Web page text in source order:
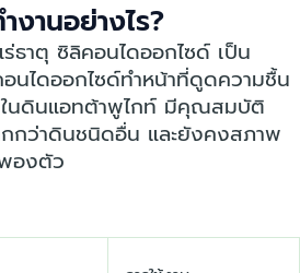
งานอย่างไร?
ธาตุ ซิลิคอนไดออกไซด์ เป็น
นไดออกไซด์ทำหน้าที่ดูดความชื้น
ในดินแอทต้าพูไกท์ มีคุณสมบัติ
กกว่าดินชนิดอื่น และยังคงสภาพ
พองตัว